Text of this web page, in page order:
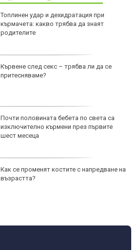
Топлинен удар и дехидратация при
кърмачета: какво трябва да знаят
родителите
Кървене след секс – трябва ли да се
притесняваме?
Почти половината бебета по света са
изключително кърмени през първите
шест месеца
Как се променят костите с напредване на
възрастта?